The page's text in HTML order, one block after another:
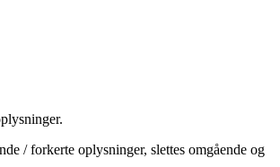
/ forkerte oplysninger, slettes omgående og